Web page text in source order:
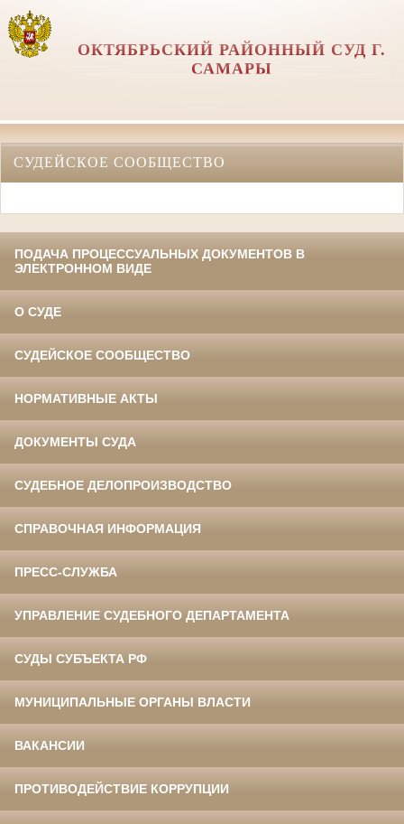
ОКТЯБРЬСКИЙ РАЙОННЫЙ СУД Г.
САМАРЫ
СУДЕЙСКОЕ СООБЩЕСТВО
ПОДАЧА ПРОЦЕССУАЛЬНЫХ ДОКУМЕНТОВ В
ЭЛЕКТРОННОМ ВИДЕ
О СУДЕ
СУДЕЙСКОЕ СООБЩЕСТВО
НОРМАТИВНЫЕ АКТЫ
ДОКУМЕНТЫ СУДА
СУДЕБНОЕ ДЕЛОПРОИЗВОДСТВО
СПРАВОЧНАЯ ИНФОРМАЦИЯ
ПРЕСС-СЛУЖБА
УПРАВЛЕНИЕ СУДЕБНОГО ДЕПАРТАМЕНТА
СУДЫ СУБЪЕКТА РФ
МУНИЦИПАЛЬНЫЕ ОРГАНЫ ВЛАСТИ
ВАКАНСИИ
ПРОТИВОДЕЙСТВИЕ КОРРУПЦИИ